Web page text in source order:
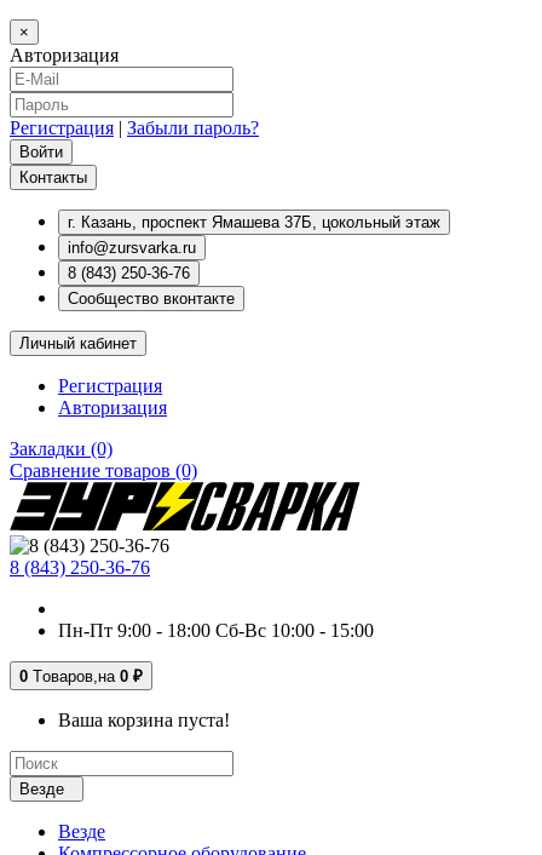
×
Авторизация
Регистрация | Забыли пароль?
Контакты
г. Казань, проспект Ямашева 37Б, цокольный этаж
info@zursvarka.ru
8 (843) 250-36-76
Сообщество вконтакте
Личный кабинет
Регистрация
Авторизация
Закладки (0)
Сравнение товаров (0)
8 (843) 250-36-76
Пн-Пт 9:00 - 18:00 Сб-Вс 10:00 - 15:00
0 Tоваров,на 0 ₽
Ваша корзина пуста!
Везде
Везде